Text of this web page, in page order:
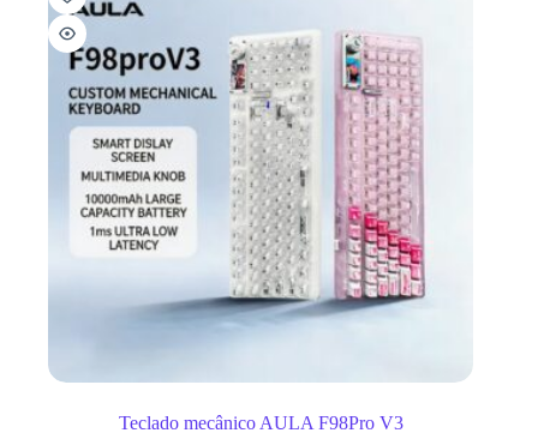
Teclado mecânico AULA F98Pro V3